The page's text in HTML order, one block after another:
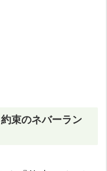
束のネバーラン